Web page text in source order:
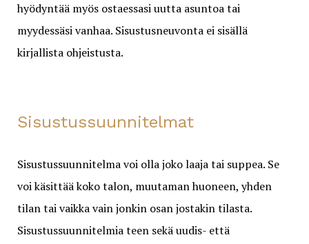
hyödyntää myös ostaessasi uutta asuntoa tai
myydessäsi vanhaa. Sisustusneuvonta ei sisällä
kirjallista ohjeistusta.
Sisustussuunnitelmat
Sisustussuunnitelma voi olla joko laaja tai suppea. Se
voi käsittää koko talon, muutaman huoneen, yhden
tilan tai vaikka vain jonkin osan jostakin tilasta.
Sisustussuunnitelmia teen sekä uudis- että